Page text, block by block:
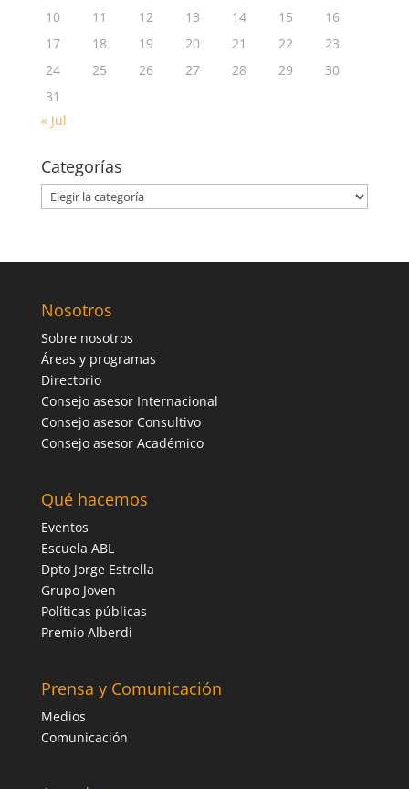
10
11 12 13 14 15
16
17
18 19 20 21 22
23
24
25 26 27 28 29
30
31
« Jul
Categorías
Categorías
Nosotros
Sobre nosotros
Áreas y programas
Directorio
Consejo asesor Internacional
Consejo asesor Consultivo
Consejo asesor Académico
Qué hacemos
Eventos
Escuela ABL
Dpto Jorge Estrella
Grupo Joven
Políticas públicas
Premio Alberdi
Prensa y Comunicación
Medios
Comunicación